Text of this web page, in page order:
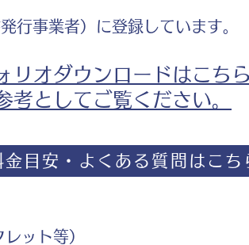
行事業者）に登録しています。
リオダウンロードはこち
考としてご覧ください。
目安・よくある質問はこち
ット等）